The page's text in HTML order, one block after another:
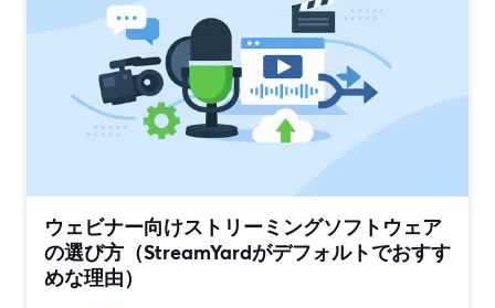
ウェビナー向けストリーミングソフトウェア
の選び方（StreamYardがデフォルトでおすす
めな理由）